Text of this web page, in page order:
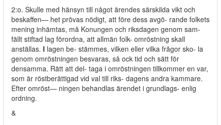
2:o. Skulle med hänsyn till något ärendes särskilda vikt och
beskaffen— het prövas nödigt, att före dess avgö- rande folkets
mening inhämtas, må Konungen och riksdagen genom sam-
fällt stiftad lag förordna, att allmän folk- omröstning skall
anställas. I lagen be- stämmes, vilken eller vilka frågor sko- la
genom omröstningen besvaras, så ock tid och sätt för
densamma. Rätt att del- taga i omröstningen tillkommer en var,
som är röstberättigad vid val till riks- dagens andra kammare.
Efter omröst— ningen behandlas ärendet i grundlags- enlig
ordning.
&